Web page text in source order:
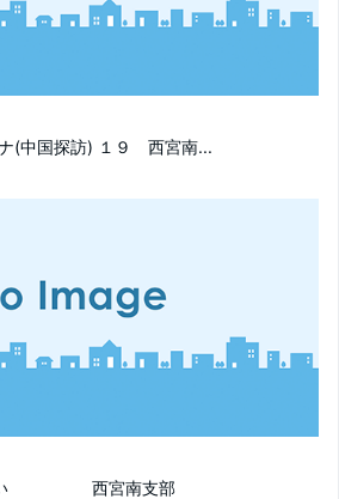
(中国探訪) １９ 西宮南...
会い 西宮南支部